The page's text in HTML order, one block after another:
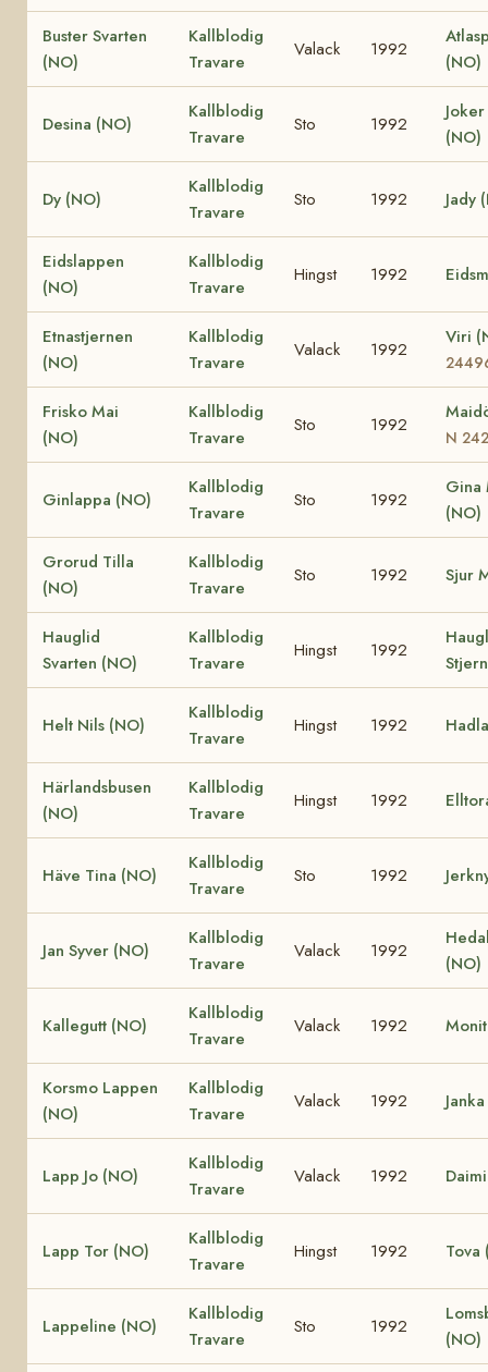
Buster Svarten
(NO)
Kallblodig
Travare
Valack 1992
(NO)
Desina (NO)
Kallblodig
Travare
Sto 1992
(NO)
Dy (NO)
Kallblodig
Travare
Sto 1992 Jady
Eidslappen
(NO)
Kallblodig
Travare
Hingst 1992
Etnastjernen
(NO)
Kallblodig
Travare
Valack 1992
Viri
Frisko Mai
(NO)
Kallblodig
Travare
Sto 1992
N
Ginlappa (NO)
Kallblodig
Travare
Sto 1992
Gina
(NO)
Grorud Tilla
(NO)
Kallblodig
Travare
Sto 1992 Sjur
Hauglid
Svarten (NO)
Kallblodig
Travare
Hingst 1992
Helt Nils (NO)
Kallblodig
Travare
Hingst 1992
Härlandsbusen
(NO)
Kallblodig
Travare
Hingst 1992
Häve Tina (NO)
Kallblodig
Travare
Sto 1992
Jan Syver (NO)
Kallblodig
Travare
Valack 1992
(NO)
Kallegutt (NO)
Kallblodig
Travare
Valack 1992
Korsmo Lappen
(NO)
Kallblodig
Travare
Valack 1992
Lapp Jo (NO)
Kallblodig
Travare
Valack 1992
Lapp Tor (NO)
Kallblodig
Travare
Hingst 1992 Tova
Lappeline (NO)
Kallblodig
Travare
Sto 1992
(NO)